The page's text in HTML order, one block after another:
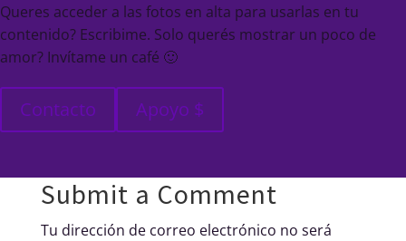
Queres acceder a las fotos en alta para usarlas en tu
contenido? Escribime. Solo querés mostrar un poco de
amor? Invítame un café 🙂
Contacto Apoyo $
Submit a Comment
Tu dirección de correo electrónico no será